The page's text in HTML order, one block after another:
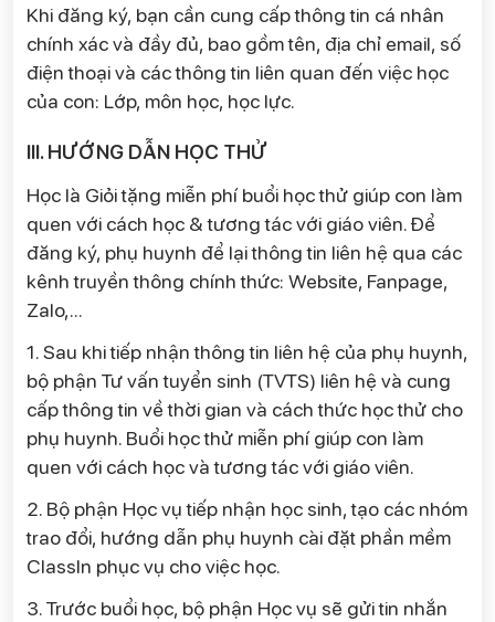
Khi đăng ký, bạn cần cung cấp thông tin cá nhân
chính xác và đầy đủ, bao gồm tên, địa chỉ email, số
điện thoại và các thông tin liên quan đến việc học
của con: Lớp, môn học, học lực.
III. HƯỚNG DẪN HỌC THỬ
Học là Giỏi tặng miễn phí buổi học thử giúp con làm
quen với cách học & tương tác với giáo viên. Để
đăng ký, phụ huynh để lại thông tin liên hệ qua các
kênh truyền thông chính thức: Website, Fanpage,
Zalo,...
1. Sau khi tiếp nhận thông tin liên hệ của phụ huynh,
bộ phận Tư vấn tuyển sinh (TVTS) liên hệ và cung
cấp thông tin về thời gian và cách thức học thử cho
phụ huynh. Buổi học thử miễn phí giúp con làm
quen với cách học và tương tác với giáo viên.
2. Bộ phận Học vụ tiếp nhận học sinh, tạo các nhóm
trao đổi, hướng dẫn phụ huynh cài đặt phần mềm
ClassIn phục vụ cho việc học.
3. Trước buổi học, bộ phận Học vụ sẽ gửi tin nhắn